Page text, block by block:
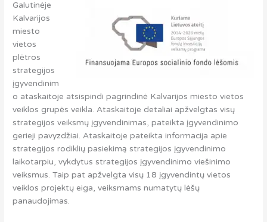
Galutinėje
Kalvarijos
miesto
vietos
plėtros
strategijos
įgyvendinim
o ataskaitoje atsispindi pagrindinė Kalvarijos miesto vietos
veiklos grupės veikla. Ataskaitoje detaliai apžvelgtas visų
strategijos veiksmų įgyvendinimas, pateikta įgyvendinimo
gerieji pavyzdžiai. Ataskaitoje pateikta informacija apie
strategijos rodiklių pasiekimą strategijos įgyvendinimo
laikotarpiu, vykdytus strategijos įgyvendinimo viešinimo
veiksmus. Taip pat apžvelgta visų 18 įgyvendintų vietos
veiklos projektų eiga, veiksmams numatytų lėšų
panaudojimas.